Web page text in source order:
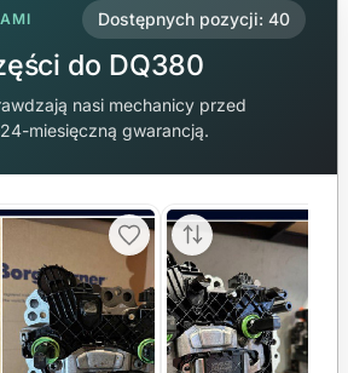
Dostępnych pozycji: 40
do DQ380
nasi mechanicy przed
miesięczną gwarancją.